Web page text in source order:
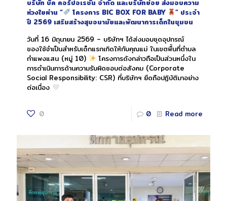
บริษัท บิ๊ค คอร์ปอเรชั่น จำกัด และบริษัทย่อย ส่งมอบความ
ห่วงใยผ่าน “
โครงการ BIC BOX FOR BABY
” ประจำ
ปี 2569 เสริมสร้างสุขอนามัยและพัฒนาการเด็กในชุมชน
วันที่ 16 มิถุนายน 2569 – บริษัทฯ ได้ส่งมอบชุดอุปกรณ์
ของใช้จำเป็นสำหรับเด็กแรกเกิดให้กับคุณแม่ ในเขตพื้นที่ตำบล
กำแพงแสน (หมู่ 10)
โครงการดังกล่าวถือเป็นส่วนหนึ่งใน
การดำเนินการด้านความรับผิดชอบต่อสังคม (Corporate
Social Responsibility: CSR) ที่บริษัทฯ ยึดถือปฏิบัติมาอย่าง
ต่อเนื่อง
0 0 Read more